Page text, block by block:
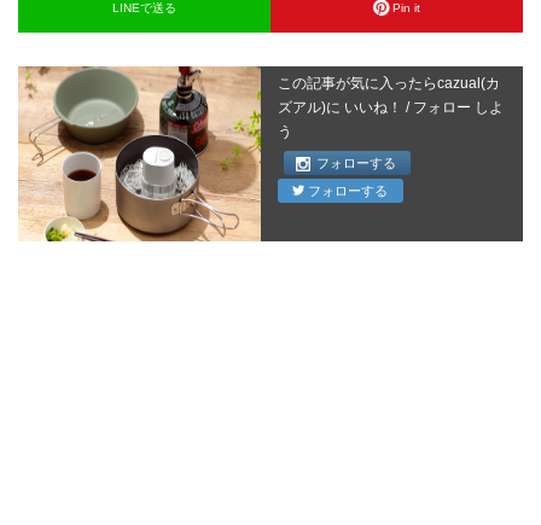
LINEで送る Pin it
この記事が気に入ったらcazual(カ
ズアル)に いいね！ / フォロー しよ
う
フォローする
フォローする